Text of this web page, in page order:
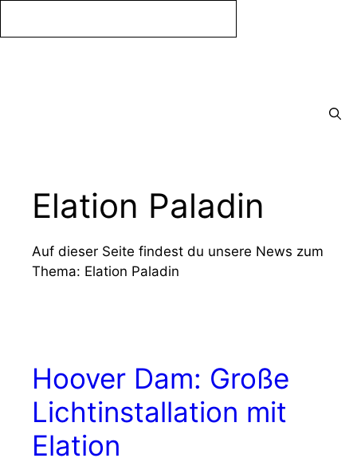
Elation Paladin
Auf dieser Seite findest du unsere News zum
Thema: Elation Paladin
Hoover Dam: Große
Lichtinstallation mit
Elation